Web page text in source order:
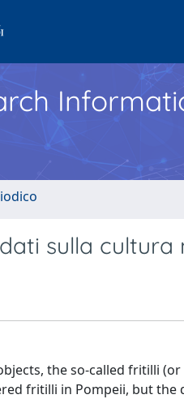
sulla
the so-called fritilli
fritilli in Pompeii, but the